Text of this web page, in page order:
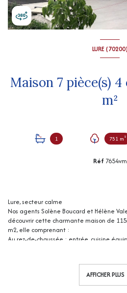
LURE
Maison 7 pièce(s) 4 chambre(s) 115
m²
1 751 m²
Réf 7654vm
Lure, secteur calme
Nos agents Solène Boucard et Hélène
découvrir cette charmante maison de
m2, elle comprenant :
Au rez-de-chaussée : entrée, cuisine
A l'étage : 3 chambres dont une avec
accès terrasse, salle de bains avec wc.
AFFICHER PLUS